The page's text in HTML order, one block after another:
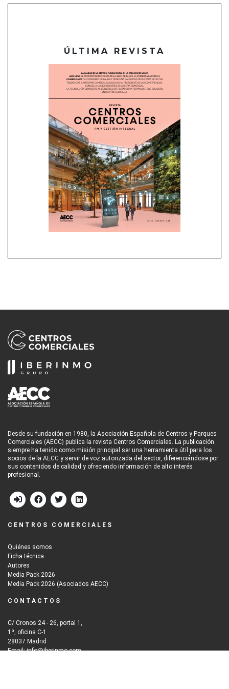
ÚLTIMA REVISTA
Desde su fundación en 1980, la Asociación Española de Centros y Parques
Comerciales (AECC) publica la revista Centros Comerciales. La publicación
siempre ha tenido como misión principal ser una herramienta útil para los
socios de la AECC y servir de voz autorizada del sector, diferenciándose por
sus contenidos de calidad y ofreciendo información de alto interés
profesional.
CENTROS COMERCIALES
Quiénes somos
Ficha técnica
Autores
Media Pack 2026
Media Pack 2026 (Asociados AECC)
CONTACTOS
C/ Cronos 24 - 26, portal 1,
1º, oficina C-1
28037 Madrid
Email: info@iberinmo.com